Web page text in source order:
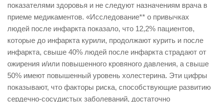
показателями здоровья и не следуют назначениям врача в
приеме медикаментов. «Исследование** о привычках
людей после инфаркта показало, что 12,2% пациентов,
которые до инфаркта курили, продолжают курить и после
инфаркта, свыше 40% людей после инфаркта страдают от
ожирения и/или повышенного кровяного давления, а свыше
50% имеют повышенный уровень холестерина. Эти цифры
показывают, что факторы риска, способствующие развитию
сердечно-сосудистых заболеваний, достаточно